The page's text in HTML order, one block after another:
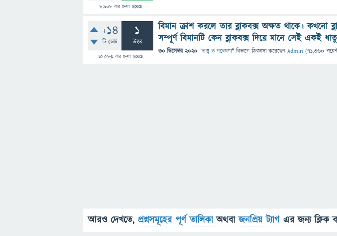
8,908 বার দেখা হয়েছে
+14
টি ভোট
1
উত্তর
15,583 বার দেখা হয়েছে
বিমান ক্রাশ করলে তার ব্লাকবক্স অক্ষত থাকে। কখনো
সম্পূর্ণ বিমানটি কেন ব্লাকবক্স দিয়ে মানে সেই একই
30 ডিসেম্বর 2020 "তত্ত্ব ও গবেষণা" বিভাগে জিজ্ঞাসাকরেছেনAdmin (71,360
আরও দেখতে, প্রশ্নসমূহের পূর্ণ তালিকাঅথবাজনপ্রিয় ট্যাগ এর জন্য ক্লিক